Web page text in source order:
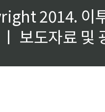
2014. 이
보도자료